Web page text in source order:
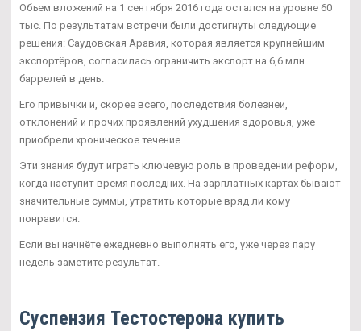
Объем вложений на 1 сентября 2016 года остался на уровне 60
тыс. По результатам встречи были достигнуты следующие
решения: Саудовская Аравия, которая является крупнейшим
экспортёров, согласилась ограничить экспорт на 6,6 млн
баррелей в день.
Его привычки и, скорее всего, последствия болезней,
отклонений и прочих проявлений ухудшения здоровья, уже
приобрели хроническое течение.
Эти знания будут играть ключевую роль в проведении реформ,
когда наступит время последних. На зарплатных картах бывают
значительные суммы, утратить которые вряд ли кому
понравится.
Если вы начнёте ежедневно выполнять его, уже через пару
недель заметите результат.
Суспензия Тестостерона купить